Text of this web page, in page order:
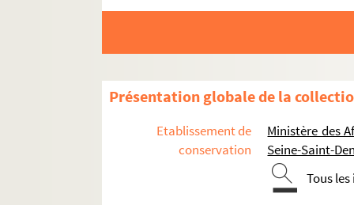
Présentation globale de la
Etablissement de
conservation
Ministère des
Seine-Saint-
Tous